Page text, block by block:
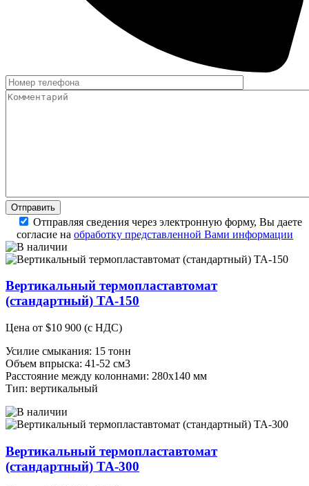
Отправляя сведения через электронную форму, Вы даете
согласие на обработку представленной Вами информации
Вертикальный термопластавтомат
(стандартный) ТА-150
Цена от $10 900 (с НДС)
Усилие смыкания: 15 тонн
Объем впрыска: 41-52 см3
Расстояние между колоннами: 280х140 мм
Тип: вертикальный
Вертикальный термопластавтомат
(стандартный) ТА-300